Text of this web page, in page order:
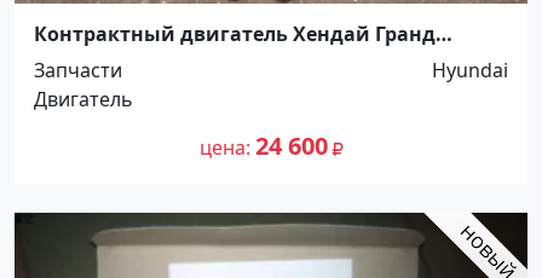
Контрактный двигатель Хендай Гранд
Старекс 2.4 Краснодар
Запчасти
Hyundai
Двигатель
цена 24 600